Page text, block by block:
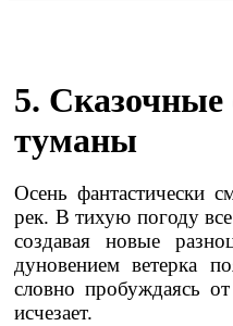
5.
туманы
Осень фантастически
рек. В тихую погоду
создавая новые
дуновением ветерка
словно пробуждаясь
исчезает.